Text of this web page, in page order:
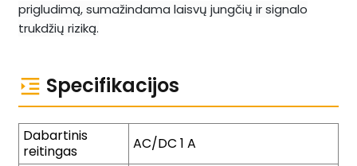
prigludimą, sumažindama laisvų jungčių ir signalo
trukdžių riziką.
Specifikacijos
Dabartinis
reitingas
AC/DC 1 A